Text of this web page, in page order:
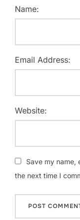
Name:
Email Address:
Website:
Save my name,
the next time I